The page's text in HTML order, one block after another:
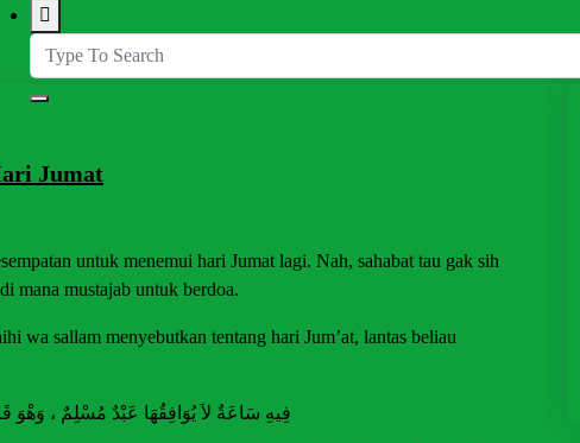
Jumat
untuk menemui hari Jumat lagi. Nah, sahabat tau gak sih
mana mustajab untuk berdoa.
wa sallam menyebutkan tentang hari Jum’at, lantas beliau
فِيهِ سَاعَةٌ لاَ يُوَافِقُهَا عَبْدٌ مُسْلِمٌ ، وَهْوَ